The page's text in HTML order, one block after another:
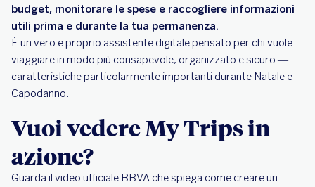
budget, monitorare le spese e raccogliere informazioni
utili prima e durante la tua permanenza.
È un vero e proprio assistente digitale pensato per chi vuole
viaggiare in modo più consapevole, organizzato e sicuro —
caratteristiche particolarmente importanti durante Natale e
Capodanno.
Vuoi vedere My Trips in
azione?
Guarda il video ufficiale BBVA che spiega come creare un